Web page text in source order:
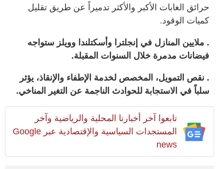
حرائق الغابات الأكبر والأكثر تدميراً عن طريق تقليل
كميات الوقود.
. ملايين المنازل في إنجلترا وأسكتلندا وويلز ستواجه
فيضانات مدمرة خلال السنوات المقبلة.
. نقص التمويل، المخصص لخدمة الإطفاء والإنقاذ، يؤثر
سلباً في الاستجابة للحوادث الناجمة عن التغير المناخي.
تابعوا آخر أخبارنا المحلية والرياضية وآخر
المستجدات السياسية والإقتصادية عبر Google
news